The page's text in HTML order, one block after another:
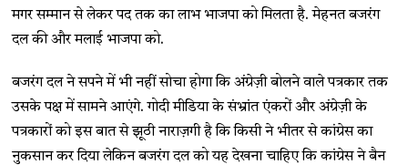
मगर सम्मान से लेकर पद तक का लाभ भाजपा को मिलता है. मेहनत बजरंग
दल की और मलाई भाजपा को.
बजरंग दल ने सपने में भी नहीं सोचा होगा कि अंग्रेज़ी बोलने वाले पत्रकार तक
उसके पक्ष में सामने आएंगे. गोदी मीडिया के संभ्रांत एंकरों और अंग्रेज़ी के
पत्रकारों को इस बात से झूठी नाराज़गी है कि किसी ने भीतर से कांग्रेस का
नुकसान कर दिया लेकिन बजरंग दल को यह देखना चाहिए कि कांग्रेस ने बैन